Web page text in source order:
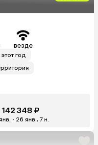
везде
год
142 348 ₽
- 26 янв., 7 н.